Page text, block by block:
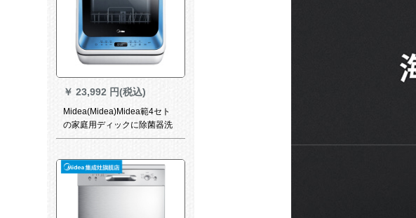
￥ 23,992 円(税込)
Midea(Midea)Midea範4セト
の家庭用ディックに除菌器洗
濯機をインストールでお願し